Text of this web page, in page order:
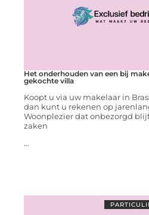
Het onderhouden van een bij
gekochte villa
Koopt u via uw makelaar in
dan kunt u rekenen op
Woonplezier dat onbezorgd
zaken
...